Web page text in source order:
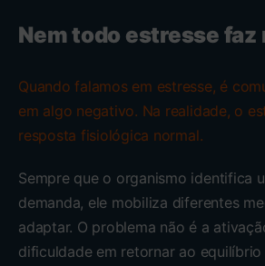
Nem todo estresse faz
Quando falamos em estresse, é
em algo negativo. Na realidade, o
resposta fisiológica normal.
Sempre que o organismo identifica
demanda, ele mobiliza diferentes
adaptar. O problema não é a
dificuldade em retornar ao